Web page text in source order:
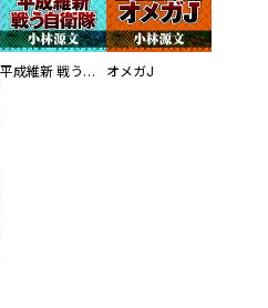
平成維新 戦う自衛隊 オメガJ